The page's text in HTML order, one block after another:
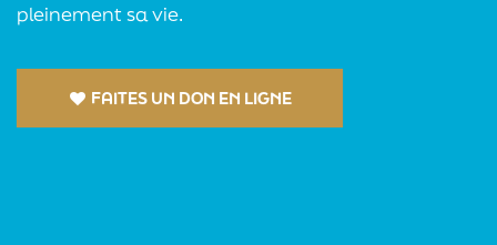
pleinement sa vie.
FAITES UN DON EN LIGNE